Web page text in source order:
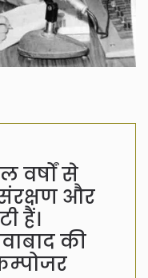
वर्षों से
और
हैं।
की